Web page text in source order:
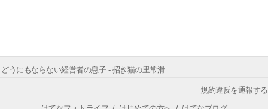
どうにもならない経営者の息子 - 招き猫の里常滑
規約違反を通報する